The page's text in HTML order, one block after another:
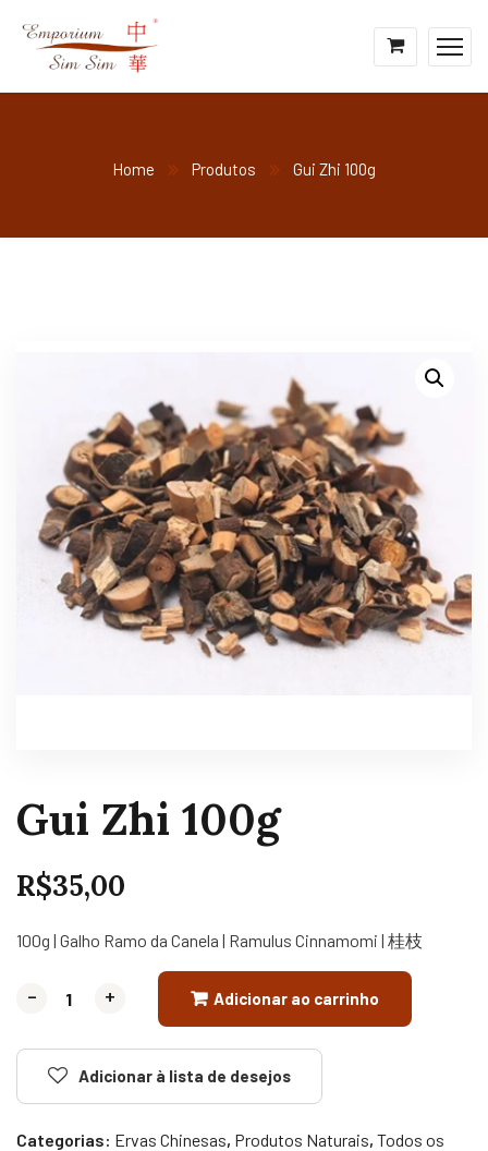
Home Produtos Gui Zhi 100g
Gui Zhi 100g
R$35,00
100g | Galho Ramo da Canela | Ramulus Cinnamomi | 桂枝
- +
- + Adicionar ao carrinho
Adicionar à lista de desejos
Categorias: Ervas Chinesas, Produtos Naturais, Todos os